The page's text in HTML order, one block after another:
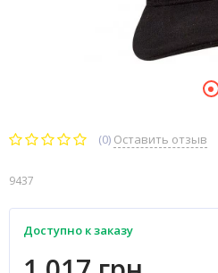
(0) Оставить отзыв
9437
Доступно к заказу